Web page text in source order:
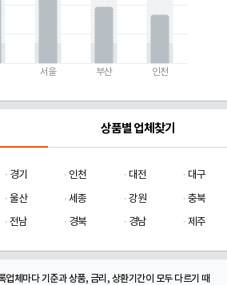
서울 부산 인천
상품별 업체찾기
경기 인천 대전
대구
울산 세종 강원
충북
전남 경북 경남 제주
업체마다 기준과 상품, 금리, 상환기간이 모두 다르기 때